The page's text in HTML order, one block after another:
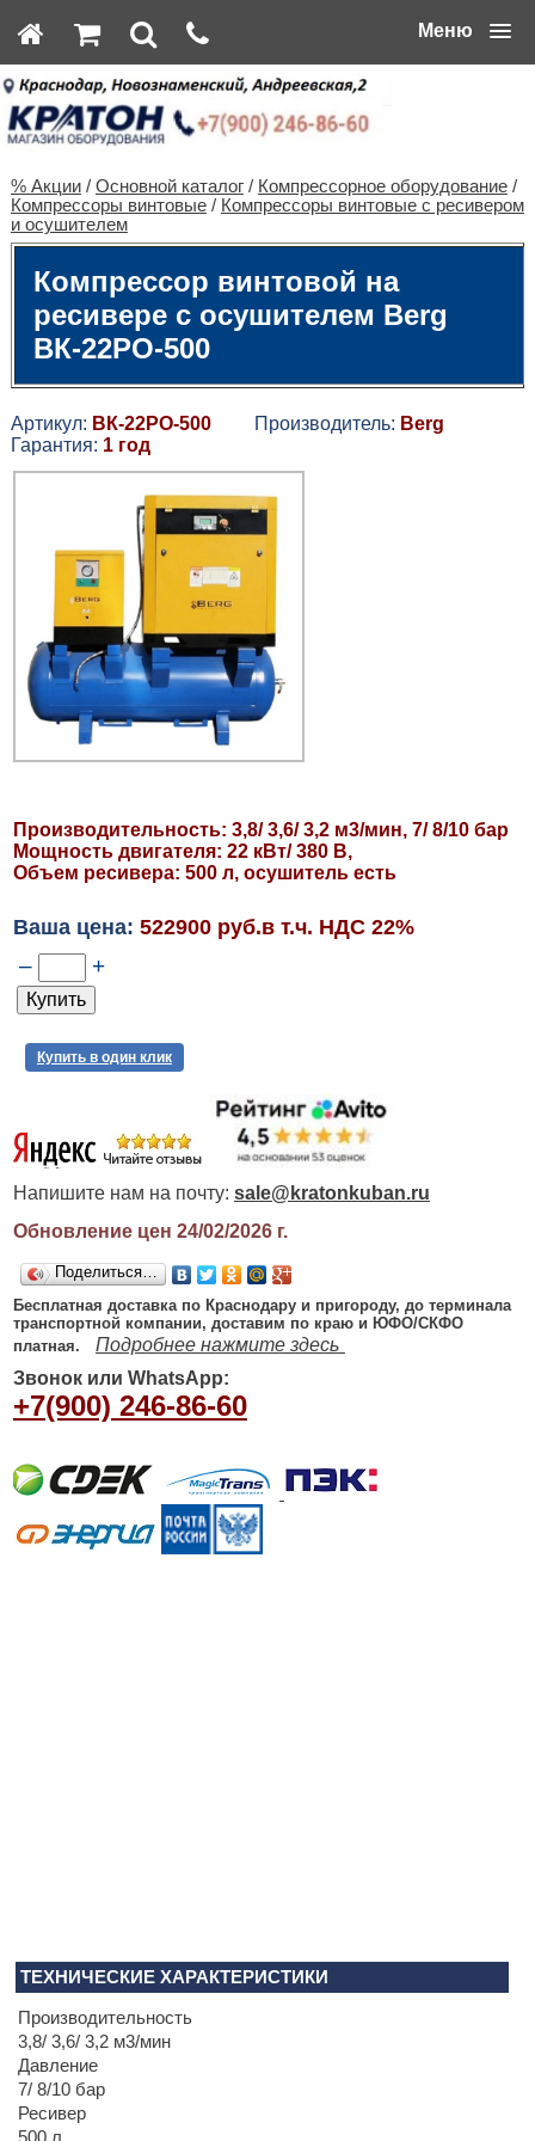
Меню
% Акции/ Основной каталог/ Компрессорное оборудование/
Компрессоры винтовые/ Компрессоры винтовые с ресивером
и осушителем
Компрессор винтовой на
ресивере с осушителем Berg
ВК-22РО-500
Артикул: ВК-22РО-500Производитель: Berg
Гарантия: 1 год
Производительность: 3,8/ 3,6/ 3,2 м3/мин, 7/ 8/10 бар
Мощность двигателя: 22 кВт/ 380 В,
Объем ресивера: 500 л, осушитель есть
Ваша цена: 522900 руб.в т.ч. НДС 22%
– +
Купить в один клик
Напишите нам на почту: sale@kratonkuban.ru
Обновление цен 24/02/2026г.
Поделиться…
Бесплатная доставка по Краснодару и пригороду, до терминала
транспортной компании, доставим по краю и ЮФО/СКФО
платная.
Подробнее нажмите здесь
Звонок или WhatsApp:
+7(900) 246-86-60
ТЕХНИЧЕСКИЕ ХАРАКТЕРИСТИКИ
Производительность
3,8/ 3,6/ 3,2 м3/мин
Давление
7/ 8/10 бар
Ресивер